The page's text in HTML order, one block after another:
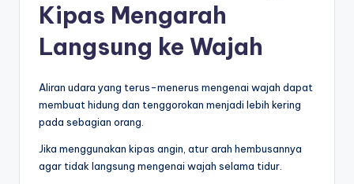
Kipas Mengarah
Langsung ke Wajah
Aliran udara yang terus-menerus mengenai wajah dapat
membuat hidung dan tenggorokan menjadi lebih kering
pada sebagian orang.
Jika menggunakan kipas angin, atur arah hembusannya
agar tidak langsung mengenai wajah selama tidur.